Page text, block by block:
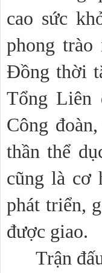
cao sức
phong
Đồng thời
Tổng Liên
Công
thần thể
cũng là cơ
phát triển,
được giao.
Trận